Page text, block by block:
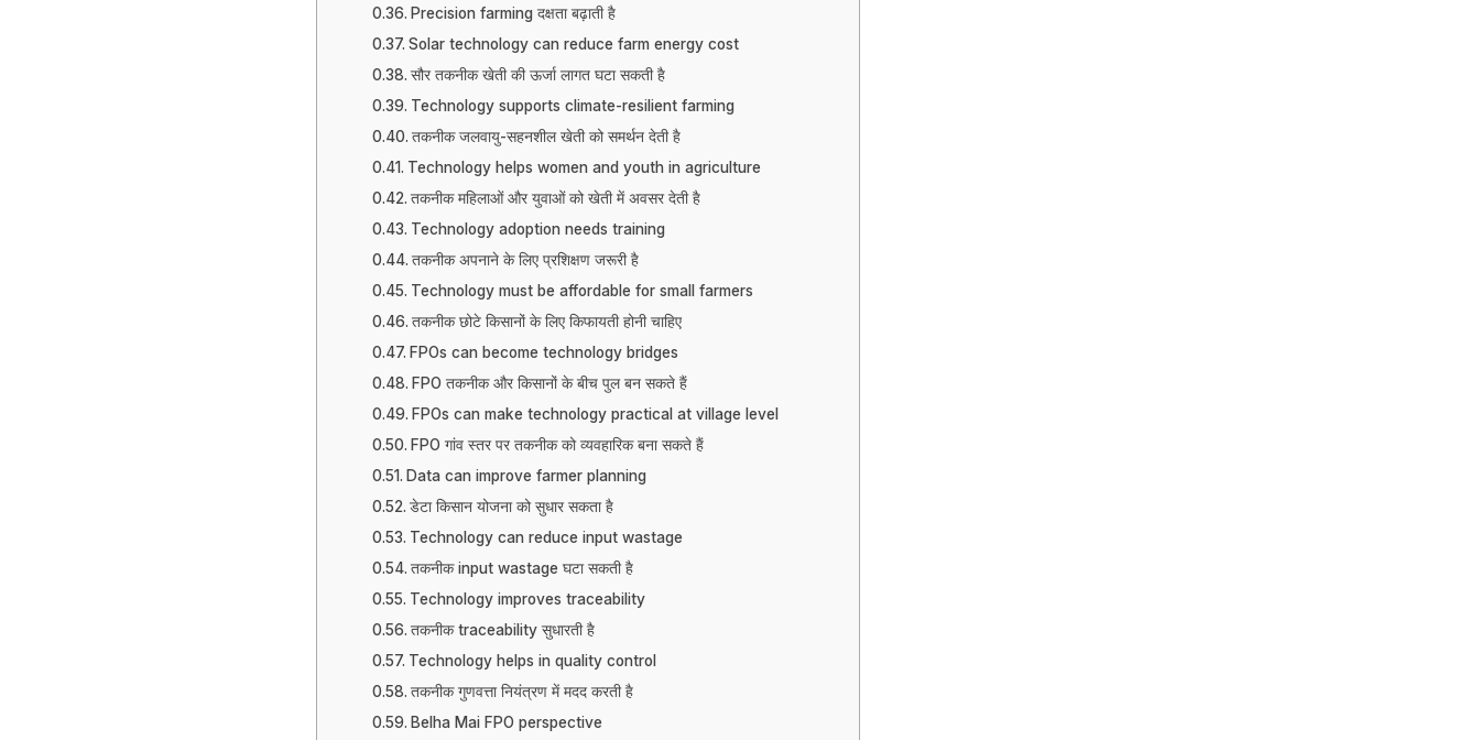
Precision farming दक्षता बढ़ाती है
Solar technology can reduce farm energy cost
सौर तकनीक खेती की ऊर्जा लागत घटा सकती है
Technology supports climate-resilient farming
तकनीक जलवायु-सहनशील खेती को समर्थन देती है
Technology helps women and youth in agriculture
तकनीक महिलाओं और युवाओं को खेती में अवसर देती है
Technology adoption needs training
तकनीक अपनाने के लिए प्रशिक्षण जरूरी है
Technology must be affordable for small farmers
तकनीक छोटे किसानों के लिए किफायती होनी चाहिए
FPOs can become technology bridges
FPO तकनीक और किसानों के बीच पुल बन सकते हैं
FPOs can make technology practical at village level
FPO गांव स्तर पर तकनीक को व्यवहारिक बना सकते हैं
Data can improve farmer planning
डेटा किसान योजना को सुधार सकता है
Technology can reduce input wastage
तकनीक input wastage घटा सकती है
Technology improves traceability
तकनीक traceability सुधारती है
Technology helps in quality control
तकनीक गुणवत्ता नियंत्रण में मदद करती है
Belha Mai FPO perspective